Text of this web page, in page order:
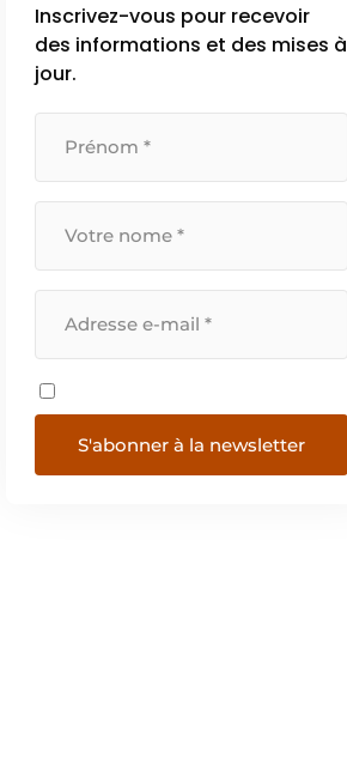
Inscrivez-vous pour recevoir
des informations et des mises à
jour.